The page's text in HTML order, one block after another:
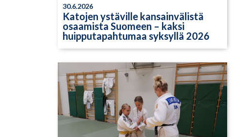
30.6.2026
Katojen ystäville kansainvälistä
osaamista Suomeen – kaksi
huipputapahtumaa syksyllä 2026